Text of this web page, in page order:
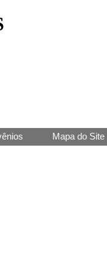
Mapa do Site